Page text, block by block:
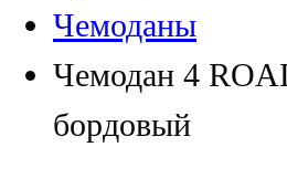
Чемоданы
Чемодан 4
бордовый